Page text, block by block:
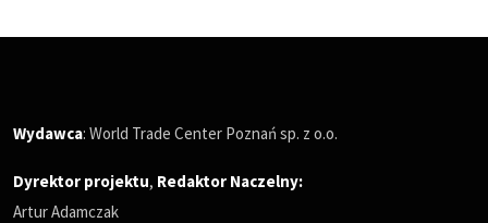
Wydawca: World Trade Center Poznań sp. z o.o.
Dyrektor projektu, Redaktor Naczelny:
Artur Adamczak